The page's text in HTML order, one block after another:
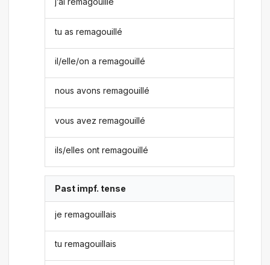
tu as remagouillé
il/elle/on a remagouillé
nous avons remagouillé
vous avez remagouillé
ils/elles ont remagouillé
Past impf. tense
je remagouillais
tu remagouillais